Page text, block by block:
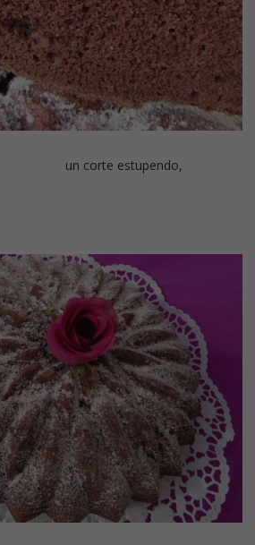
estupendo,